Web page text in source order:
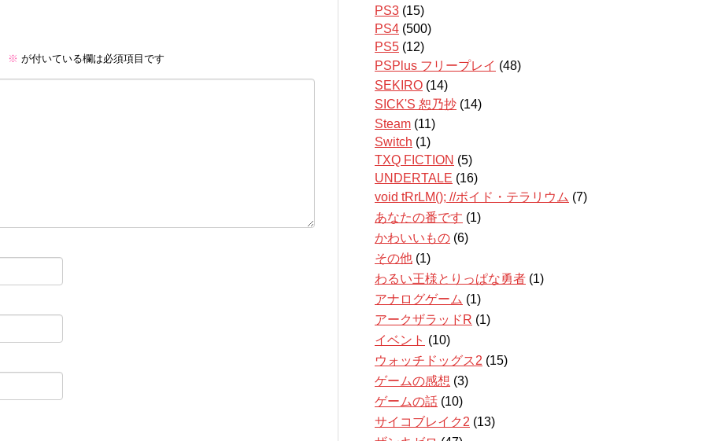
※ が付いている欄は必須項目です
PS3 (15)
PS4 (500)
PS5 (12)
PSPlus フリープレイ (48)
SEKIRO (14)
SICK'S 恕乃抄 (14)
Steam (11)
Switch (1)
TXQ FICTION (5)
UNDERTALE (16)
void tRrLM(); //ボイド・テラリウム (7)
あなたの番です (1)
かわいいもの (6)
その他 (1)
わるい王様とりっぱな勇者 (1)
アナログゲーム (1)
アークザラッドR (1)
イベント (10)
ウォッチドッグス2 (15)
ゲームの感想 (3)
ゲームの話 (10)
サイコブレイク2 (13)